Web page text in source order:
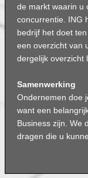
de markt waarin u
concurrentie. ING
bedrijf het doet
een overzicht van
dergelijk overzicht
Samenwerking
Ondernemen doe
want een
Business zijn. We
dragen die u